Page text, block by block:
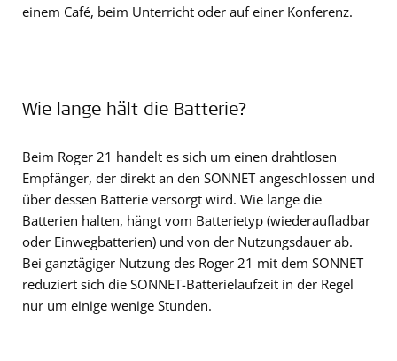
einem Café, beim Unterricht oder auf einer Konferenz.
Wie lange hält die Batterie?
Beim Roger 21 handelt es sich um einen drahtlosen
Empfänger, der direkt an den SONNET angeschlossen und
über dessen Batterie versorgt wird. Wie lange die
Batterien halten, hängt vom Batterietyp (wiederaufladbar
oder Einwegbatterien) und von der Nutzungsdauer ab.
Bei ganztägiger Nutzung des Roger 21 mit dem SONNET
reduziert sich die SONNET-Batterielaufzeit in der Regel
nur um einige wenige Stunden.